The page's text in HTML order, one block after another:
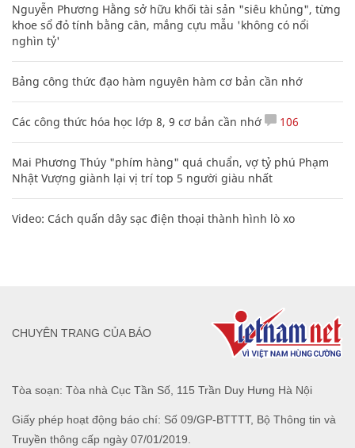
Nguyễn Phương Hằng sở hữu khối tài sản "siêu khủng", từng
khoe sổ đỏ tính bằng cân, mắng cựu mẫu 'không có nổi
nghìn tỷ'
Bảng công thức đạo hàm nguyên hàm cơ bản cần nhớ
Các công thức hóa học lớp 8, 9 cơ bản cần nhớ 106
Mai Phương Thúy "phím hàng" quá chuẩn, vợ tỷ phú Phạm
Nhật Vượng giành lại vị trí top 5 người giàu nhất
Video: Cách quấn dây sạc điện thoại thành hình lò xo
Tòa soạn: Tòa nhà Cục Tần Số, 115 Trần Duy Hưng Hà Nội
Giấy phép hoạt động báo chí: Số 09/GP-BTTTT, Bộ Thông tin và
Truyền thông cấp ngày 07/01/2019.
CHUYÊN TRANG CỦA BÁO